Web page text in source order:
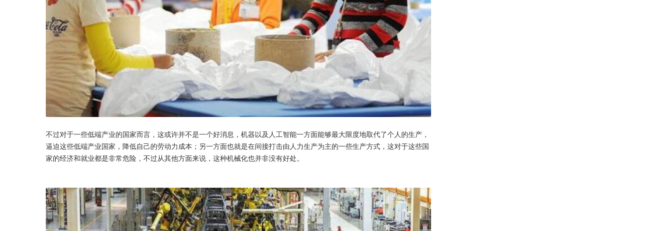
不过对于一些低端产业的国家而言，这或许并不是一个好消息，机器以及人工智能一方面能够最大限度地取代了个人的生产，
逼迫这些低端产业国家，降低自己的劳动力成本；另一方面也就是在间接打击由人力生产为主的一些生产方式，这对于这些国
家的经济和就业都是非常危险，不过从其他方面来说，这种机械化也并非没有好处。